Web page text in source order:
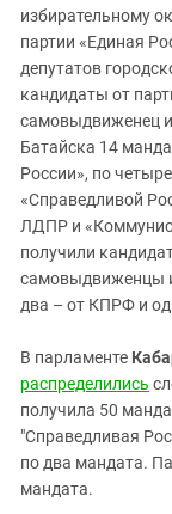
избирательному
партии «Единая
депутатов
кандидаты от
самовыдвиженец
Батайска 14
России», по
«Справедливой
ЛДПР и
получили
самовыдвиженцы
два – от КПРФ и
В парламенте
распределились
получила 50
"Справедливая
по два мандата.
мандата.